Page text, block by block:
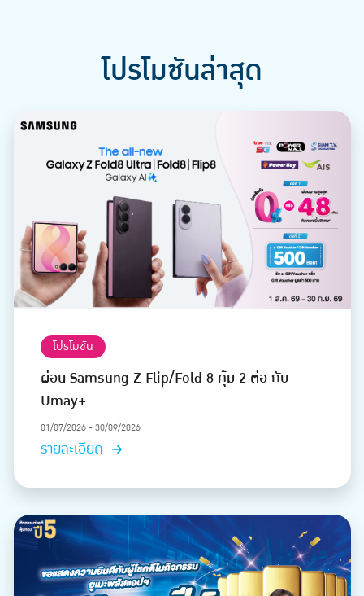
โปรโมชันล่าสุด
โปรโมชัน
ผ่อน Samsung Z Flip/Fold 8 คุ้ม 2 ต่อ กับ
Umay+
01/07/2026 - 30/09/2026
รายละเอียด